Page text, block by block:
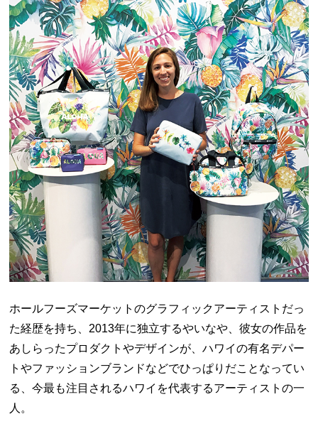
ホールフーズマーケットのグラフィックアーティストだっ
た経歴を持ち、2013年に独立するやいなや、彼女の作品を
あしらったプロダクトやデザインが、ハワイの有名デパー
トやファッションブランドなどでひっぱりだことなってい
る、今最も注目されるハワイを代表するアーティストの一
人。